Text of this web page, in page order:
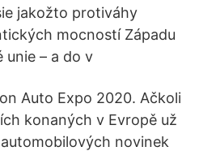
jakožto protiváhy
mocností Západu
unie – a do v
Auto Expo 2020. Ačkoli
konaných v Evropě už
novinek